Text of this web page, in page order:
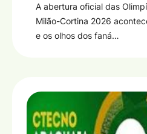
A abertura oficial das
Milão-Cortina 2026
e os olhos dos faná…